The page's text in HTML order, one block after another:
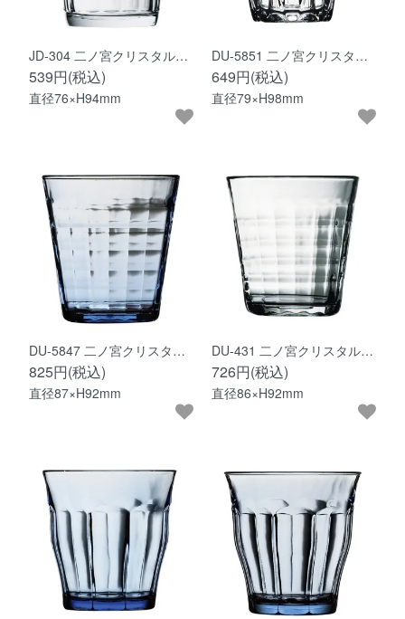
JD-304 二ノ宮クリスタル…
539円(税込)
直径76×H94mm
DU-5851 二ノ宮クリスタ…
649円(税込)
直径79×H98mm
DU-5847 二ノ宮クリスタ…
825円(税込)
直径87×H92mm
DU-431 二ノ宮クリスタル…
726円(税込)
直径86×H92mm